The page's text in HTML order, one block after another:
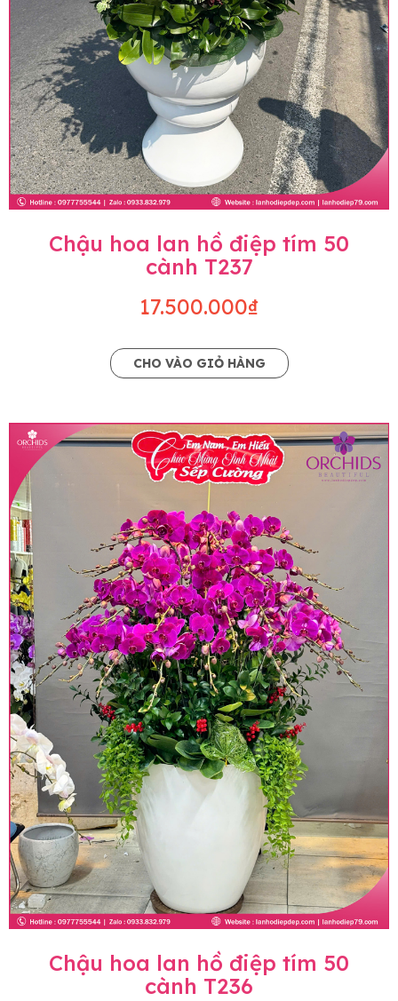
Chậu hoa lan hồ điệp tím 50
cành T237
17.500.000₫
CHO VÀO GIỎ HÀNG
Chậu hoa lan hồ điệp tím 50
cành T236